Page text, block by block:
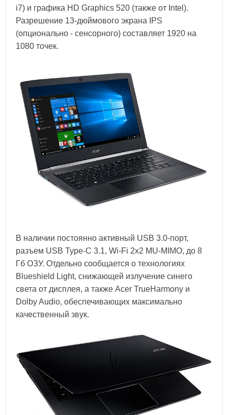
i7) и графика HD Graphics 520 (также от Intel).
Разрешение 13-дюймового экрана IPS
(опционально - сенсорного) составляет 1920 на
1080 точек.
В наличии постоянно активный USB 3.0-порт,
разъем USB Type-C 3.1, Wi-Fi 2x2 MU-MIMO, до 8
Гб ОЗУ. Отдельно сообщается о технологиях
Blueshield Light, снижающей излучение синего
света от дисплея, а также Acer TrueHarmony и
Dolby Audio, обеспечивающих максимально
качественный звук.